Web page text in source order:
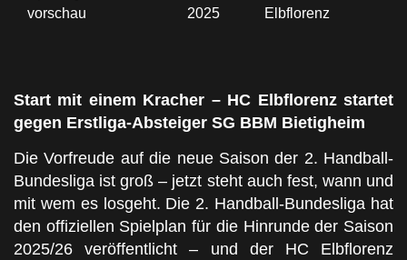
vorschau
2025
Elbflorenz
Start mit einem Kracher – HC Elbflorenz startet
gegen Erstliga-Absteiger SG BBM Bietigheim
Die Vorfreude auf die neue Saison der 2. Handball-
Bundesliga ist groß – jetzt steht auch fest, wann und
mit wem es losgeht. Die 2. Handball-Bundesliga hat
den offiziellen Spielplan für die Hinrunde der Saison
2025/26 veröffentlicht – und der HC Elbflorenz